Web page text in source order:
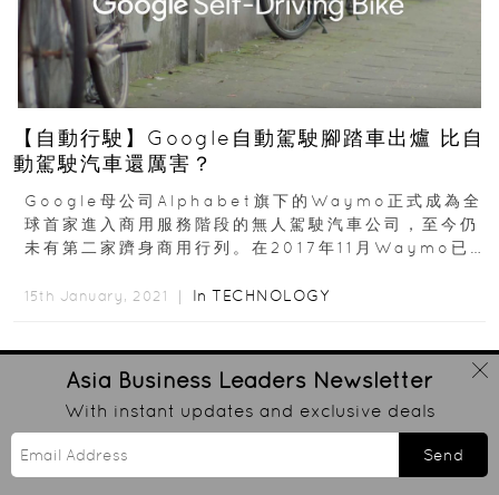
【自動行駛】Google自動駕駛腳踏車出爐 比自
動駕駛汽車還厲害？
Google母公司Alphabet旗下的Waymo正式成為全
球首家進入商用服務階段的無人駕駛汽車公司，至今仍
未有第二家躋身商用行列。在2017年11月Waymo已
15th January, 2021 ｜ In TECHNOLOGY
Asia Business Leaders Newsletter
With instant updates and exclusive deals
Send